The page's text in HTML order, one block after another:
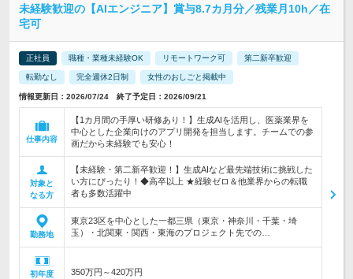
未経験歓迎の【AIエンジニア】賞与8.7カ月分／残業月10h／在
宅可
正社員 職種・業種未経験OK リモートワーク可 第二新卒歓迎
転勤なし 完全週休2日制 女性のおしごと掲載中
情報更新日：2026/07/24 終了予定日：2026/09/21
仕事内容
【1カ月間の手厚い研修あり！】生成AIを活用し、医薬業界を
中心とした企業向けのアプリ開発を担当します。チームでの参
画だから未経験でも安心！
対象と
なる方
【未経験・第二新卒歓迎！】生成AIなど最先端技術に挑戦した
い方にぴったり！◆高卒以上 ★経験ゼロ＆他業界からの転職
者も多数活躍中
勤務地
東京23区を中心とした一都三県（東京・神奈川・千葉・埼
玉）・北関東・関西・東海のプロジェクト先での…
初年度
350万円～420万円